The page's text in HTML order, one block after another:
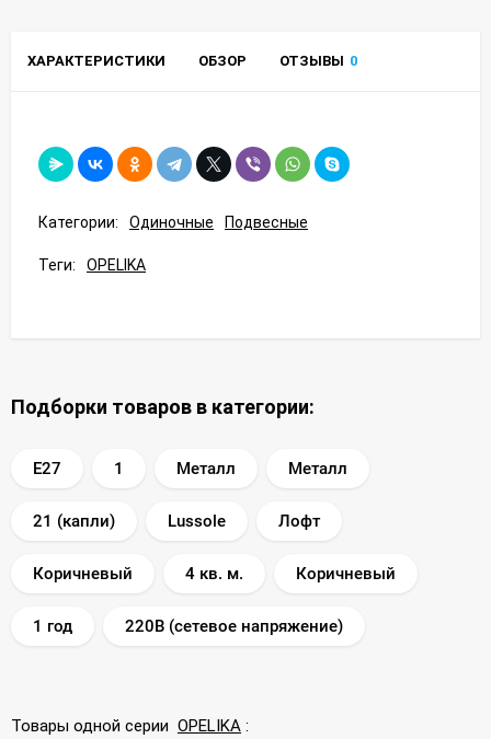
ХАРАКТЕРИСТИКИ ОБЗОР ОТЗЫВЫ 0
Категории: Одиночные Подвесные
Теги: OPELIKA
Подборки товаров в категории:
E27 1 Металл Металл
21 (капли) Lussole Лофт
Коричневый 4 кв. м. Коричневый
1 год 220В (сетевое напряжение)
Товары одной серии OPELIKA :